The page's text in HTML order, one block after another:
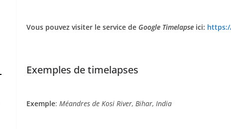
Vous pouvez visiter le service de Google Timelapse ici:
Exemples de timelapses
Exemple: Méandres de Kosi River, Bihar, India